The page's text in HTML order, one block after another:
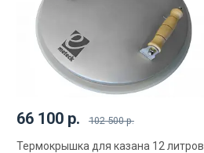
66 100 р. 102 500 р.
Термокрышка для казана 12 литров